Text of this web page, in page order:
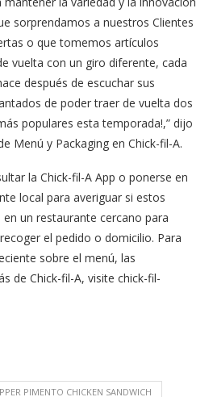
sorprendamos a nuestros Clientes
o que tomemos artículos
vuelta con un giro diferente, cada
después de escuchar sus
de poder traer de vuelta dos
populares esta temporada!,” dijo
Menú y Packaging en Chick-fil-A.
la Chick-fil-A App o ponerse en
local para averiguar si estos
un restaurante cercano para
el pedido o domicilio. Para
sobre el menú, las
de Chick-fil-A, visite chick-fil-
PIMENTO CHICKEN SANDWICH